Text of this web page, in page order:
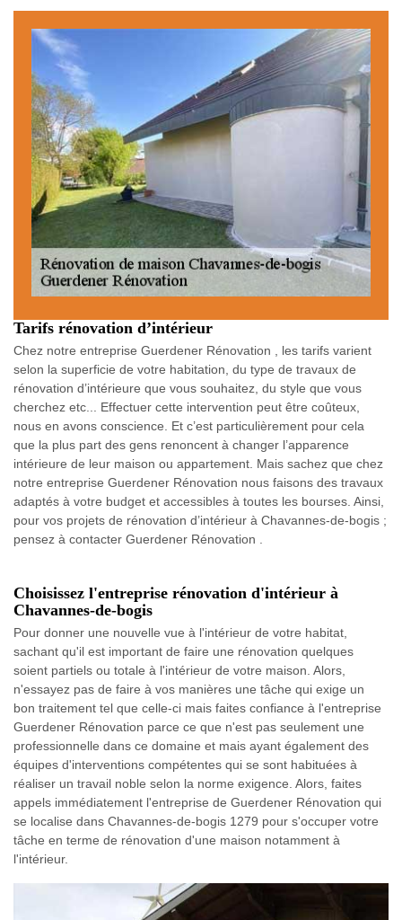
Tarifs rénovation d’intérieur
Chez notre entreprise Guerdener Rénovation , les tarifs varient
selon la superficie de votre habitation, du type de travaux de
rénovation d’intérieure que vous souhaitez, du style que vous
cherchez etc... Effectuer cette intervention peut être coûteux,
nous en avons conscience. Et c’est particulièrement pour cela
que la plus part des gens renoncent à changer l’apparence
intérieure de leur maison ou appartement. Mais sachez que chez
notre entreprise Guerdener Rénovation nous faisons des travaux
adaptés à votre budget et accessibles à toutes les bourses. Ainsi,
pour vos projets de rénovation d’intérieur à Chavannes-de-bogis ;
pensez à contacter Guerdener Rénovation .
Choisissez l'entreprise rénovation d'intérieur à
Chavannes-de-bogis
Pour donner une nouvelle vue à l'intérieur de votre habitat,
sachant qu'il est important de faire une rénovation quelques
soient partiels ou totale à l'intérieur de votre maison. Alors,
n'essayez pas de faire à vos manières une tâche qui exige un
bon traitement tel que celle-ci mais faites confiance à l'entreprise
Guerdener Rénovation parce ce que n'est pas seulement une
professionnelle dans ce domaine et mais ayant également des
équipes d'interventions compétentes qui se sont habituées à
réaliser un travail noble selon la norme exigence. Alors, faites
appels immédiatement l'entreprise de Guerdener Rénovation qui
se localise dans Chavannes-de-bogis 1279 pour s'occuper votre
tâche en terme de rénovation d'une maison notamment à
l'intérieur.